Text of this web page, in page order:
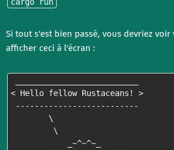
Si tout s'est bien passé, vous devriez
afficher ceci à l'écran :
< Hello fellow Rustaceans! >
--------------------------
        \
         \
            _~^~^~_